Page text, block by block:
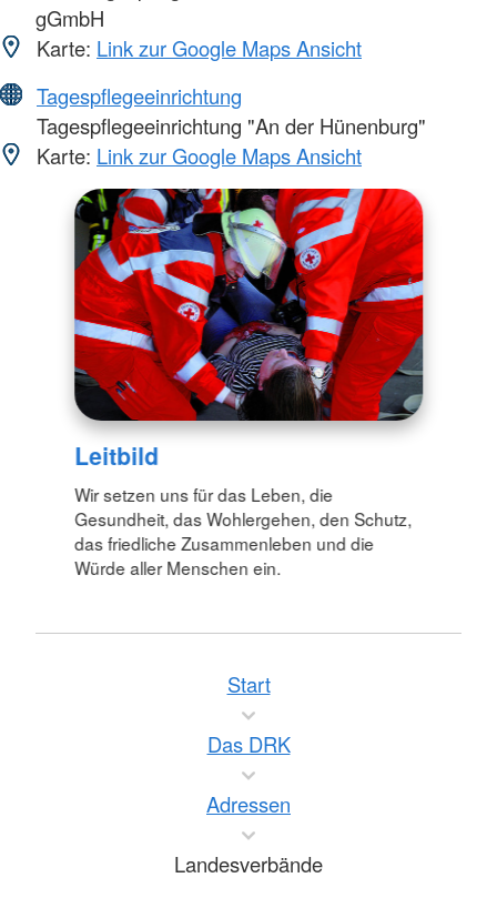
gGmbH
Karte: Link zur Google Maps Ansicht
Tagespflegeeinrichtung
Tagespflegeeinrichtung "An der Hünenburg"
Karte: Link zur Google Maps Ansicht
Leitbild
Wir setzen uns für das Leben, die
Gesundheit, das Wohlergehen, den Schutz,
das friedliche Zusammenleben und die
Würde aller Menschen ein.
Start
Das DRK
Adressen
Landesverbände